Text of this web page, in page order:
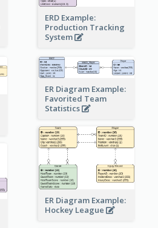
ERD Example:
Production Tracking
System
ER Diagram Example:
Favorited Team
Statistics
ER Diagram Example:
Hockey League